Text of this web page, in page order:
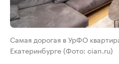
Самая дорогая в УрФО
Екатеринбурге (Фото: cian.ru)